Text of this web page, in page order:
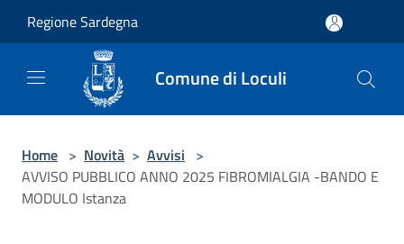
Regione Sardegna
Comune di Loculi
Home > Novità > Avvisi >
AVVISO PUBBLICO ANNO 2025 FIBROMIALGIA -BANDO E
MODULO Istanza